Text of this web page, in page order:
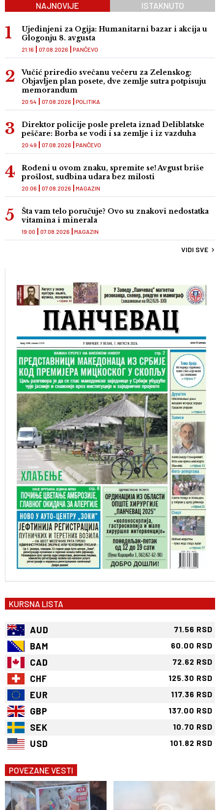
NAJNOVIJE ISTAKNUTO
Ujedinjeni za Ogija: Humanitarni bazar i akcija u
Glogonju 8. avgusta
PANČEVO
21:16 07.08.2026
Vučić priredio svečanu večeru za Zelenskog:
Objavljen plan posete, dve zemlje sutra potpisuju
memorandum
POLITIKA
20:54 07.08.2026
Direktor policije posle preleta iznad Deliblatske
peščare: Borba se vodi i sa zemlje i iz vazduha
PANČEVO
20:49 07.08.2026
Rođeni u ovom znaku, spremite se! Avgust briše
prošlost, sudbina udara bez milosti
MAGAZIN
20:06 07.08.2026
Šta vam telo poručuje? Ovo su znakovi nedostatka
vitamina i minerala
MAGAZIN
19:00 07.08.2026
VIDI SVE
KURSNA LISTA
AUD 71.56 RSD
BAM 60.00 RSD
CAD 72.62 RSD
CHF 125.30 RSD
EUR 117.36 RSD
GBP 137.00 RSD
SEK 10.70 RSD
USD 101.82 RSD
POVEZANE VESTI